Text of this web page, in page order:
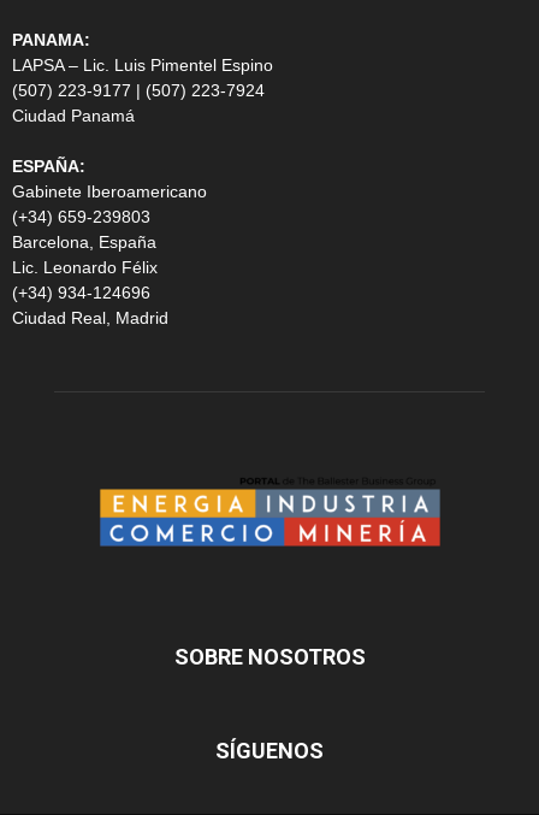
PANAMA:
LAPSA – Lic. Luis Pimentel Espino
(507) 223-9177 | (507) 223-7924
Ciudad Panamá
ESPAÑA:
Gabinete Iberoamericano
(+34) 659-239803
Barcelona, España
Lic. Leonardo Félix
(+34) 934-124696
Ciudad Real, Madrid
SOBRE NOSOTROS
SÍGUENOS